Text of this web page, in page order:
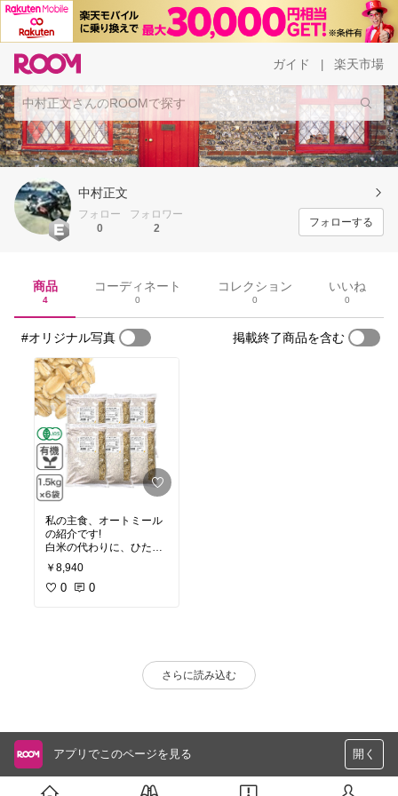
ガイド 楽天市場
中村正文
フォロー
0
フォロワー
2
フォローする
商品
4
コーディネート
0
コレクション
0
いいね
0
#オリジナル写真 掲載終了商品を含む
私の主食、オートミール
の紹介です!
白米の代わりに、ひたす
ら食べています。
食べ方としては、和風味
が、とてもオススメ!
どんな味付けでも、良く
合うスーパーフードです♪
￥8,940
0 0
さらに読み込む
アプリでこのページを見る 開く